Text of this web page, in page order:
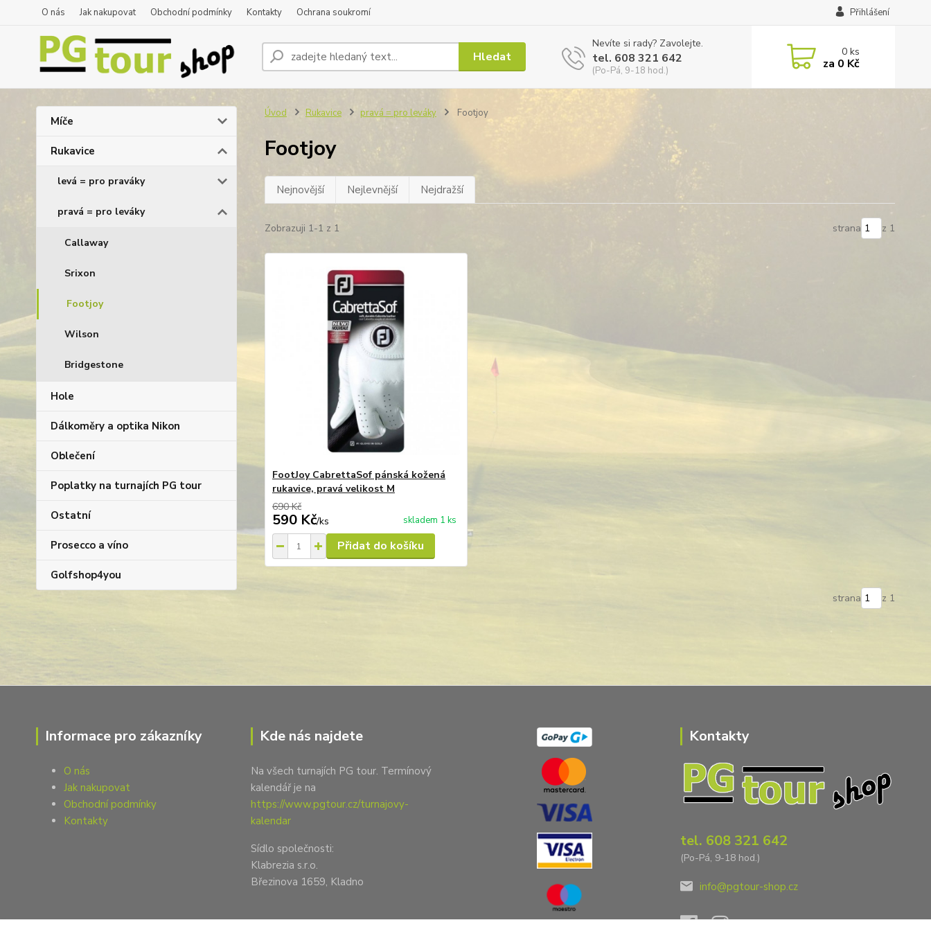
O nás Jak nakupovat Obchodní podmínky Kontakty Ochrana soukromí Přihlášení
Hledat
Nevíte si rady? Zavolejte.
tel. 608 321 642
(Po-Pá, 9-18 hod.)
0ks
za 0 Kč
Míče
Rukavice
levá = pro praváky
pravá = pro leváky
Callaway
Srixon
Footjoy
Wilson
Bridgestone
Hole
Dálkoměry a optika Nikon
Oblečení
Poplatky na turnajích PG tour
Ostatní
Prosecco a víno
Golfshop4you
Úvod Rukavice pravá = pro leváky Footjoy
Footjoy
Nejnovější Nejlevnější Nejdražší
Zobrazuji 1-1 z 1 strana z 1
FootJoy CabrettaSof pánská kožená
rukavice, pravá velikost M
690 Kč
590 Kč/ks skladem 1 ks
Přidat do košíku
strana z 1
Informace pro zákazníky
O nás
Jak nakupovat
Obchodní podmínky
Kontakty
Kde nás najdete
Na všech turnajích PG tour. Termínový
kalendář je na
https://www.pgtour.cz/turnajovy-
kalendar
Sídlo společnosti:
Klabrezia s.r.o.
Březinova 1659, Kladno
Kontakty
tel. 608 321 642
(Po-Pá, 9-18 hod.)
info@pgtour-shop.cz